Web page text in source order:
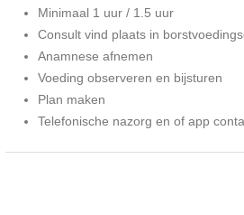
Minimaal 1 uur / 1.5 uur
Consult vind plaats in
Anamnese afnemen
Voeding observeren en bijsturen
Plan maken
Telefonische nazorg en of app